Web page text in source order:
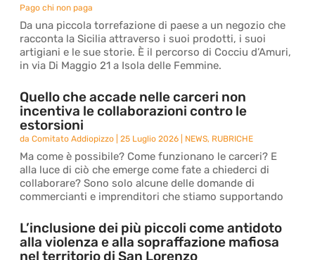
Pago chi non paga
Da una piccola torrefazione di paese a un negozio che
racconta la Sicilia attraverso i suoi prodotti, i suoi
artigiani e le sue storie. È il percorso di Cocciu d’Amuri,
in via Di Maggio 21 a Isola delle Femmine.
Quello che accade nelle carceri non
incentiva le collaborazioni contro le
estorsioni
daComitato Addiopizzo |25 Luglio 2026 NEWS, RUBRICHE
Ma come è possibile? Come funzionano le carceri? E
alla luce di ciò che emerge come fate a chiederci di
collaborare? Sono solo alcune delle domande di
commercianti e imprenditori che stiamo supportando
L’inclusione dei più piccoli come antidoto
alla violenza e alla sopraffazione mafiosa
nel territorio di San Lorenzo